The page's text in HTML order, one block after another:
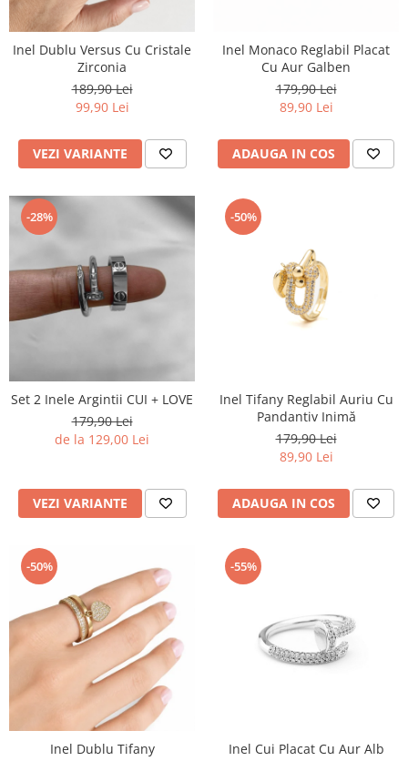
Inel Dublu Versus Cu Cristale
Zirconia
189,90 Lei
99,90 Lei
VEZI VARIANTE
Inel Monaco Reglabil Placat
Cu Aur Galben
179,90 Lei
89,90 Lei
ADAUGA IN COS
-28%
Set 2 Inele Argintii CUI + LOVE
179,90 Lei
de la 129,00 Lei
VEZI VARIANTE
-50%
Inel Tifany Reglabil Auriu Cu
Pandantiv Inimă
179,90 Lei
89,90 Lei
ADAUGA IN COS
-50%
Inel Dublu Tifany
-55%
Inel Cui Placat Cu Aur Alb